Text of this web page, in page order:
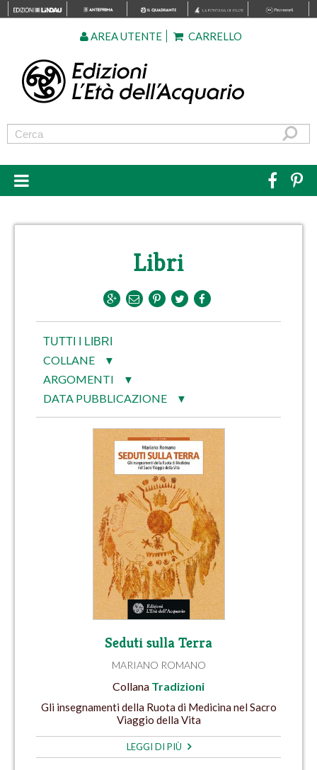
AREA UTENTE CARRELLO
Libri
TUTTI I LIBRI
COLLANE ▼
ARGOMENTI ▼
DATA PUBBLICAZIONE ▼
Seduti sulla Terra
MARIANO ROMANO
Collana Tradizioni
Gli insegnamenti della Ruota di Medicina nel Sacro
Viaggio della Vita
LEGGI DI PIÙ